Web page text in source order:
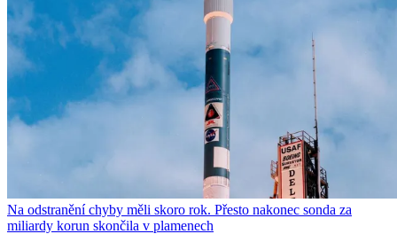
Na odstranění chyby měli skoro rok. Přesto nakonec sonda za
miliardy korun skončila v plamenech